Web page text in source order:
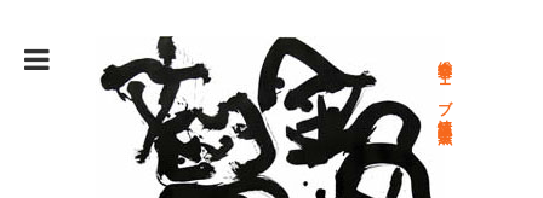
総合文学ウェブ情報誌 文学金魚